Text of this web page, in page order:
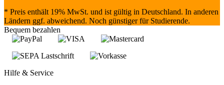
* Preis enthält 19% MwSt. und ist gültig in Deutschland. In anderen
Ländern ggf. abweichend. Noch günstiger für Studierende.
Bequem bezahlen
Hilfe & Service